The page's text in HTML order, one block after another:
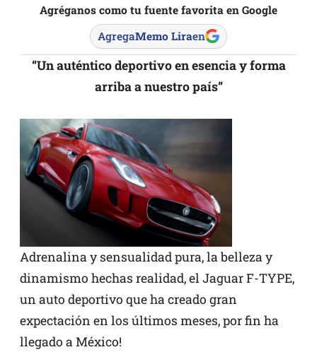
Agréganos como tu fuente favorita en Google
AgregaMemo Liraen
“Un auténtico deportivo en esencia y forma
arriba a nuestro país”
Adrenalina y sensualidad pura, la belleza y
dinamismo hechas realidad, el Jaguar F-TYPE,
un auto deportivo que ha creado gran
expectación en los últimos meses, por fin ha
llegado a México!